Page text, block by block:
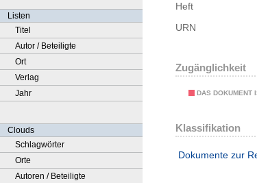
Listen
Titel
Autor / Beteiligte
Ort
Verlag
Jahr
Clouds
Schlagwörter
Orte
Autoren / Beteiligte
Heft
URN
Zugänglichkeit
DAS DOKUMENT
Klassifikation
Dokumente zur